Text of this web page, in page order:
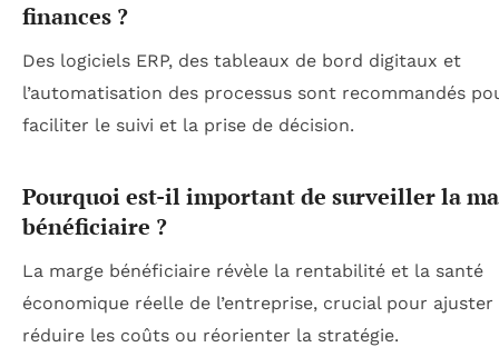
finances ?
Des logiciels ERP, des tableaux de bord digitaux et
l’automatisation des processus sont recommandés
faciliter le suivi et la prise de décision.
Pourquoi est-il important de surveiller la
bénéficiaire ?
La marge bénéficiaire révèle la rentabilité et la santé
économique réelle de l’entreprise, crucial pour
réduire les coûts ou réorienter la stratégie.